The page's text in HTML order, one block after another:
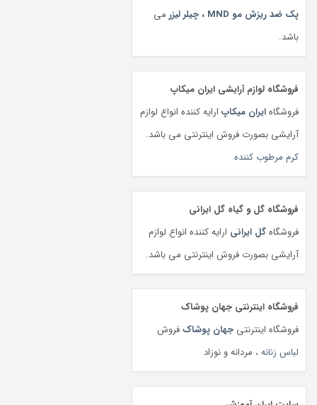
پک ضد ریزش مو MND
، چیلر لیزر می
باشد.
فروشگاه لوازم آرایشی ایران میکاپ
فروشگاهایران میکاپ ارایه کننده انواع لوازم
آرایشی بصورت فروش اینترنتی می باشد.
کرم مرطوب کننده
فروشگاه گل و گیاه گل ایرانی
فروشگاهگل ایرانی ارایه کننده انواع لوازم
آرایشی بصورت فروش اینترنتی می باشد.
فروشگاه اینترنتی جهان پوشاک
فروشگاه اینترنتی جهان پوشاکفروش
لباس زنانه ، مردانه و نوزاد